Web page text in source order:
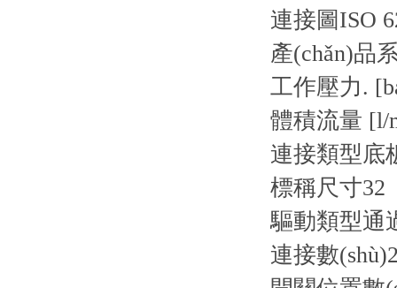
連接圖ISO
產(chǎn)品
工作壓力.
體積流量 [l/
連接類型底
標稱尺寸32
驅動類型通
連接數(shù)